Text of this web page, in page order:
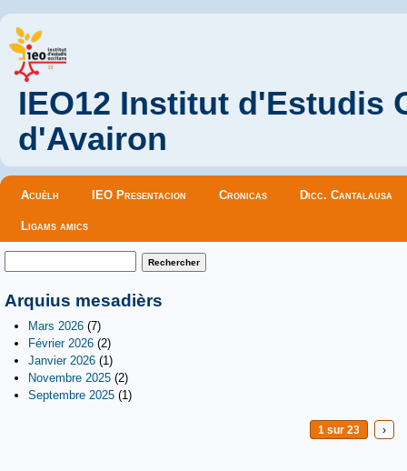
IEO12 Institut d'Estudis
d'Avairon
Menu principal
Acuèlh IEO Presentacion Cronicas Dicc. Cantalausa
Ligams amics
Formulaire de recherche
Arquius mesadièrs
Mars 2026 (7)
Février 2026 (2)
Janvier 2026 (1)
Novembre 2025 (2)
Septembre 2025 (1)
1 sur 23 ›